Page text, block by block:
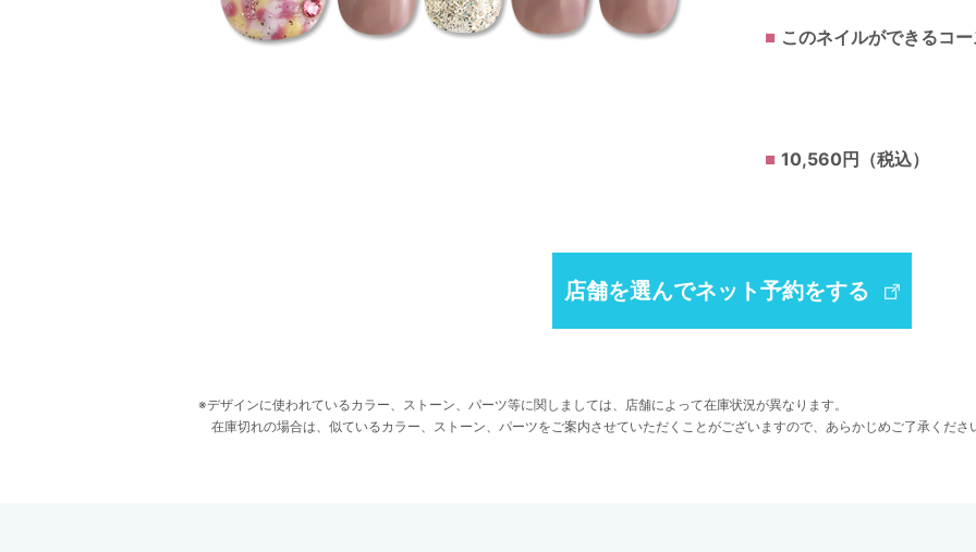
このネイルができるコー
10,560円（税込）
店舗を選んでネット予約をする
デザインに使われているカラー、ストーン、パーツ等に関しましては、店舗によって在庫状況が異なります。
在庫切れの場合は、似ているカラー、ストーン、パーツをご案内させていただくことがございますので、あらかじめご了承くださ